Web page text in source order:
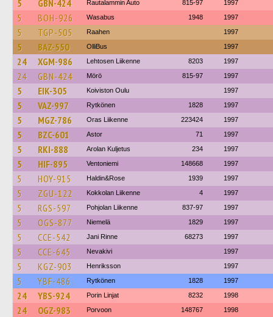
5 GBN-424 Rautalammin Auto 815-97 1997
5 BOH-926 Wasabus 1948 1997
5 TGP-505 Raahen 1997
5 BAZ-550 OlliBus 1997
24 XGM-986 Lehtosen Liikenne 8203 1997
24 GBN-424 Mörö 815-97 1997
5 EIK-305 Koiviston Oulu 1997
5 VAZ-997 Rytkönen 1828 1997
5 MGZ-786 Oras Liikenne 223424 1997
5 BZC-601 Astor 71 1997
5 RKI-888 Arolan Kuljetus 234 1997
5 HIF-895 Ventoniemi 148668 1997
5 HOY-915 Haldin&Rose 1939 1997
5 ZGU-122 Kokkolan Liikenne 4 1997
5 RGS-597 Pohjolan Liikenne 837-97 1997
5 OGS-877 Niemelä 1829 1997
5 CCE-542 Jani Rinne 68273 1997
5 CCE-645 Nevakivi 1997
5 KGZ-903 Henriksson 1997
5 YBF-486 Rytkönen 1828 1997
24 YBS-924 Porin Linjat 8232 1998
24 OGZ-983 Porvoon 148767 1998